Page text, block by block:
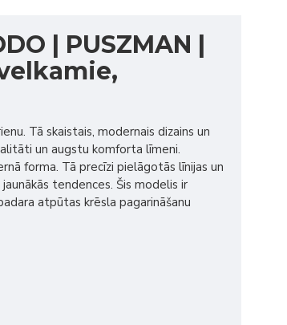
| PUSZMAN |
Tā skaistais, modernais dizains un
un augstu komforta līmeni.
forma. Tā precīzi pielāgotās līnijas un
tendences. Šis modelis ir
atpūtas krēsla pagarināšanu